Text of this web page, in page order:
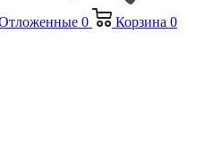
0 Корзина 0